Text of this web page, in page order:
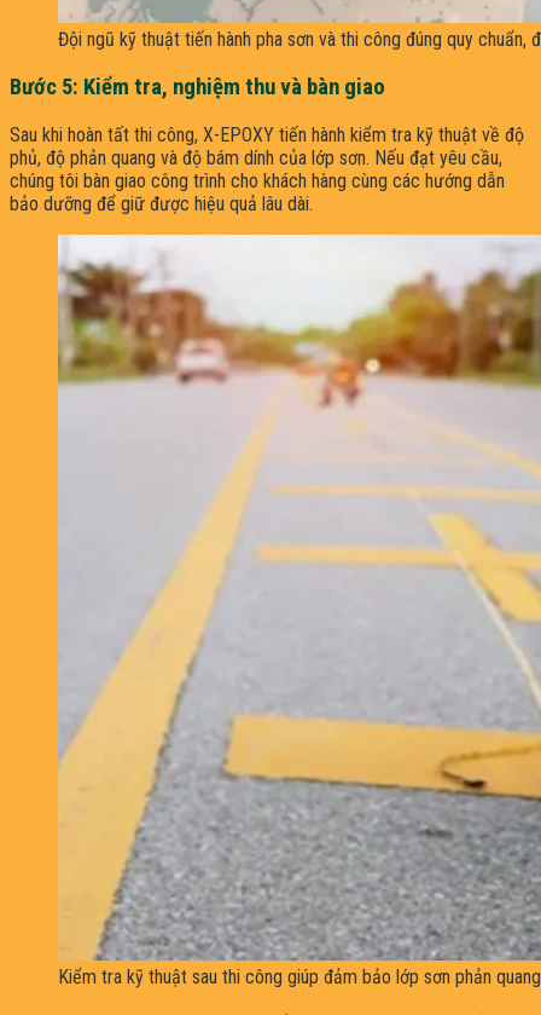
Đội ngũ kỹ thuật tiến hành pha sơn và thi công đúng quy
Bước 5: Kiểm tra, nghiệm thu và bàn giao
Sau khi hoàn tất thi công, X-EPOXY tiến hành kiểm tra kỹ thuật về độ
phủ, độ phản quang và độ bám dính của lớp sơn. Nếu đạt yêu cầu,
chúng tôi bàn giao công trình cho khách hàng cùng các hướng dẫn
bảo dưỡng để giữ được hiệu quả lâu dài.
Kiểm tra kỹ thuật sau thi công giúp đảm bảo lớp sơn phản